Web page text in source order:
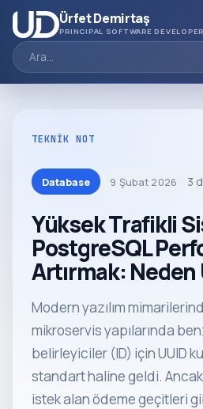
Ürfet Demirtaş
PRINCIPAL SOFTWARE DEVELOPER
TEKNIK NOT
Database 9 Şubat 2026 3
Yüksek Trafikli
PostgreSQL
Artırmak: Neden
Modern yazılım
mikroservis yapılarında
belirleyiciler (ID) için UUID
standart haline geldi.
istek alan ödeme geçitleri